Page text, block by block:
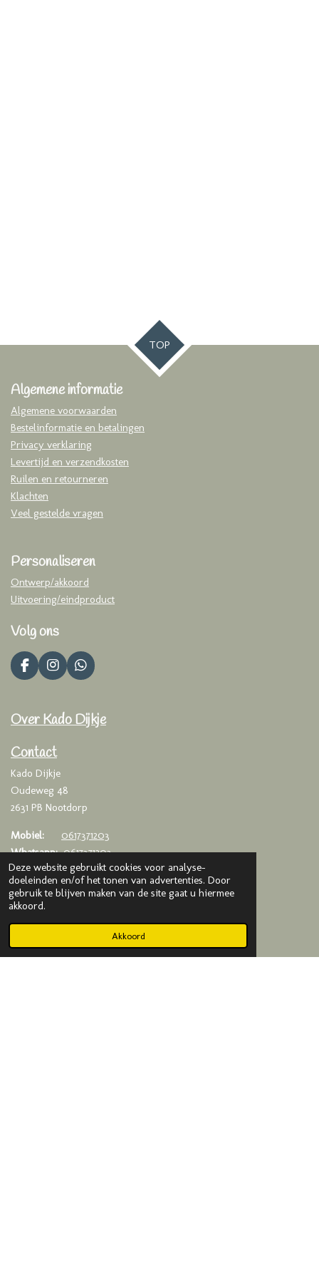
Deze website gebruikt cookies voor analyse-
doeleinden en/of het tonen van advertenties. Door
gebruik te blijven maken van de site gaat u hiermee
akkoord.
Akkoord
TOP
Algemene informatie
Algemene voorwaarden
Bestelinformatie en betalingen
Privacy verklaring
Levertijd en verzendkosten
Ruilen en retourneren
Klachten
Veel gestelde vragen
Personaliseren
Ontwerp/akkoord
Uitvoering/eindproduct
Volg ons
F
a
b
o
k
I
n
a
r
a
m
W
h
s
Over Kado Dijkje
Contact
Kado Dijkje
Oudeweg 48
2631 PB Nootdorp
Mobiel:
0617371203
Whatsapp:0617371203
Email:
info@kadodijkje.nl
KVK: 75993376